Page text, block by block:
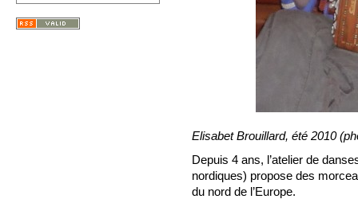
Elisabet Brouillard, été 2010
Depuis 4 ans, l’atelier de
nordiques) propose des
du nord de l’Europe.